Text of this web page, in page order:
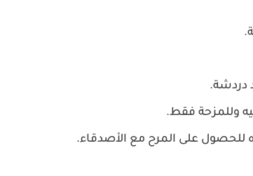
دردشة.
وللمزحة فقط.
للحصول على المرح مع الأصدقاء.